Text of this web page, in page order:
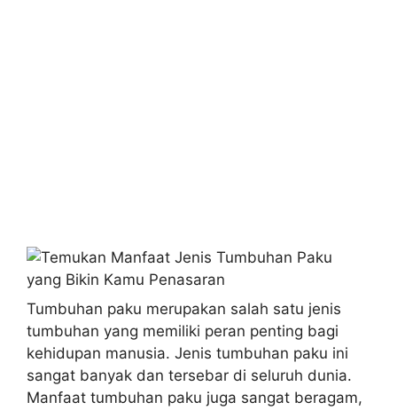
Tumbuhan paku merupakan salah satu jenis
tumbuhan yang memiliki peran penting bagi
kehidupan manusia. Jenis tumbuhan paku ini
sangat banyak dan tersebar di seluruh dunia.
Manfaat tumbuhan paku juga sangat beragam,